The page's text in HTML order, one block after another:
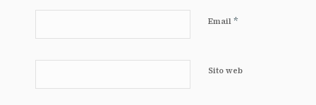
Email *
Sito web